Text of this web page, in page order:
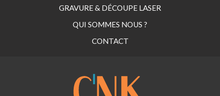
GRAVURE & DÉCOUPE LASER
QUI SOMMES NOUS ?
CONTACT